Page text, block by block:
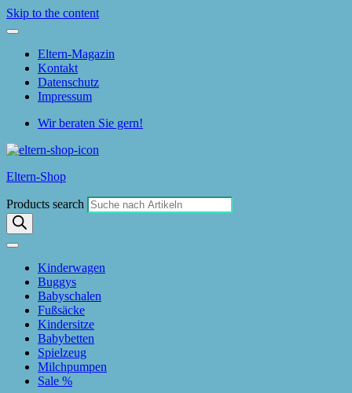
Skip to the content
Eltern-Magazin
Kontakt
Datenschutz
Impressum
Wir beraten Sie gern!
Eltern-Shop
Products search
Kinderwagen
Buggys
Babyschalen
Fußsäcke
Kindersitze
Babybetten
Spielzeug
Milchpumpen
Sale %